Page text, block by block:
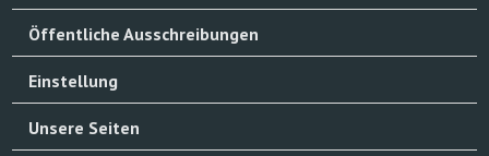
Öffentliche Ausschreibungen
Einstellung
Unsere Seiten